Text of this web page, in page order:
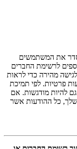
את המשתמשים
לרשימת החברים
מהירה כדי לראות
פרטיות. לפי תמיכת
להיות מודגשות. אם
כל ההודעות אשר